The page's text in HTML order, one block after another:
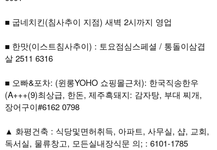
■ 굽네치킨(침사추이 지점) 새벽 2시까지 영업
■ 한맛(이스트침사추이) : 토요점심스페셜 / 통돌이삼겹
살 2511 6316
■ 오빠&포차: (윈롱YOHO 쇼핑몰근처): 한국직송한우
(A+++(9)최상급, 한돈, 제주흑돼지: 감자탕, 부대 찌개,
장어구이#6162 0798
▲ 화평건축 : 식당및면허취득, 아파트, 사무실, 샵, 교회,
독서실, 물류창고, 모든실내장식문 의; : 6101-1785